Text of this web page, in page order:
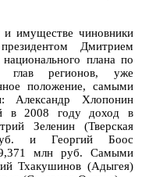
имуществе чиновники
Дмитрием
плана по
регионов, уже
положение, самыми
Александр Хлопонин
в 2008 году доход в
Зеленин (Тверская
и Георгий Боос
млн руб. Самыми
Тхакушинов (Адыгея)